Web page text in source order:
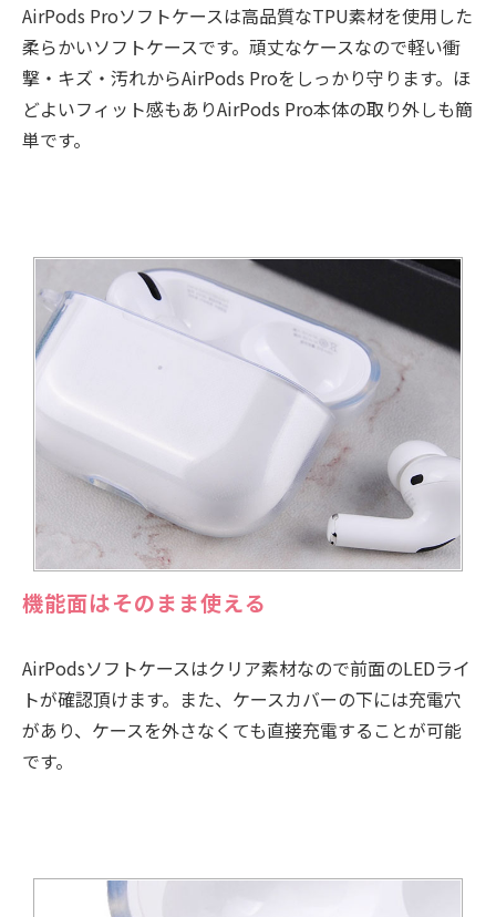
AirPods Proソフトケースは高品質なTPU素材を使用した
柔らかいソフトケースです。頑丈なケースなので軽い衝
撃・キズ・汚れからAirPods Proをしっかり守ります。ほ
どよいフィット感もありAirPods Pro本体の取り外しも簡
単です。
機能面はそのまま使える
AirPodsソフトケースはクリア素材なので前面のLEDライ
トが確認頂けます。また、ケースカバーの下には充電穴
があり、ケースを外さなくても直接充電することが可能
です。